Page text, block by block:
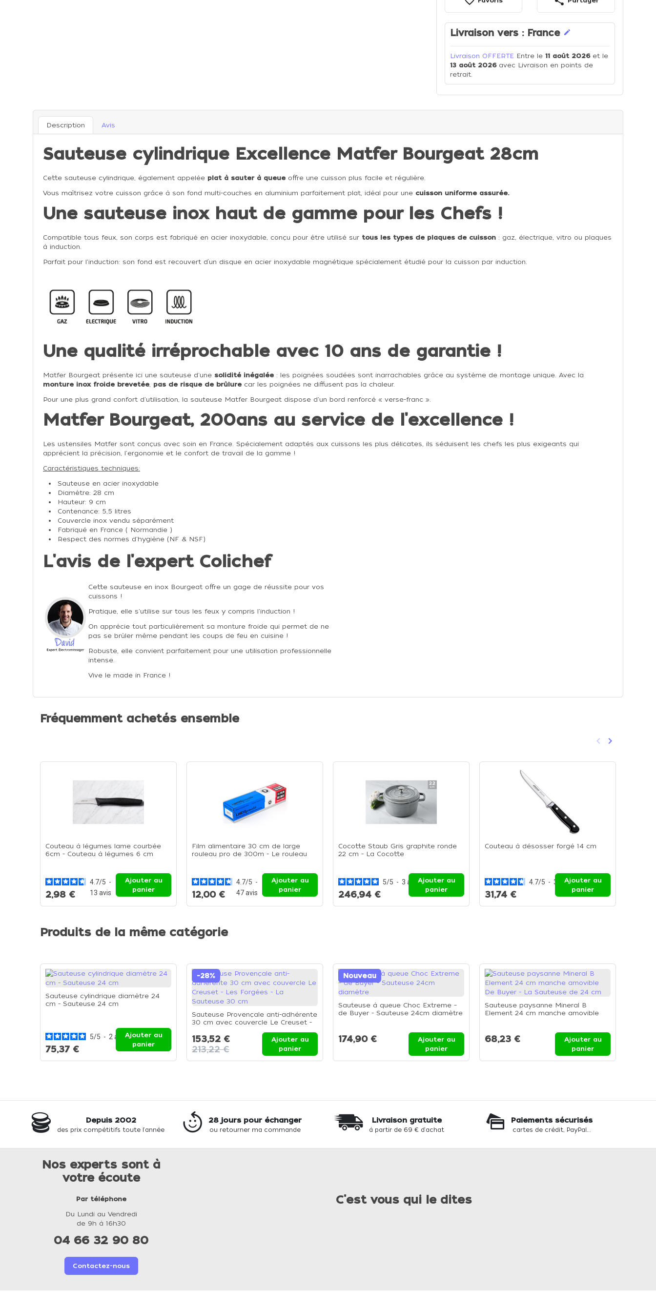
Livraison vers : France edit
Livraison OFFERTE Entre le 11 août 2026et le
13 août 2026avec Livraison en points de
retrait.
Description Avis
Sauteuse cylindrique Excellence Matfer Bourgeat 28cm
Cette sauteuse cylindrique, également appelée plat à sauter à queue offre une cuisson plus facile et régulière.
Vous maîtrisez votre cuisson grâce à son fond multi-couches en aluminium parfaitement plat, idéal pour une cuisson uniforme assurée.
Une sauteuse inox haut de gamme pour les Chefs !
Compatible tous feux, son corps est fabriqué en acier inoxydable, conçu pour être utilisé sur tous les types de plaques de cuisson : gaz, électrique, vitro ou plaques
à induction.
Parfait pour l'induction: son fond est recouvert d’un disque en acier inoxydable magnétique spécialement étudié pour la cuisson par induction.
Une qualité irréprochable avec 10 ans de garantie !
Matfer Bourgeat présente ici une sauteuse d'une solidité inégalée : les poignées soudées sont inarrachables grâce au système de montage unique. Avec la
monture inox froide brevetée pas de risque de brûlure car les poignées ne diffusent pas la chaleur.
Pour une plus grand confort d'utilisation, la sauteuse Matfer Bourgeat dispose d'un bord renforcé « verse-franc ».
Matfer Bourgeat, 200ans au service de l'excellence !
Les ustensiles Matfer sont conçus avec soin en France. Spécialement adaptés aux cuissons les plus délicates, ils séduisent les chefs les plus exigeants qui
apprécient la précision, l'ergonomie et le confort de travail de la gamme !
Caractéristiques techniques:
Sauteuse en acier inoxydable
Diamètre: 28 cm
Hauteur: 9 cm
Contenance: 5,5 litres
Couvercle inox vendu séparément
Fabriqué en France ( Normandie )
Respect des normes d'hygiène (NF & NSF)
L'avis de l'expert Colichef
Cette sauteuse en inox Bourgeat offre un gage de réussite pour vos
cuissons !
Pratique, elle s'utilise sur tous les feux y compris l'induction !
On apprécie tout particulièrement sa monture froide qui permet de ne
pas se brûler même pendant les coups de feu en cuisine !
Robuste, elle convient parfaitement pour une utilisation professionnelle
intense.
Vive le made in France !
Fréquemment achetés ensemble
Précédent
keyboard_arrow_left Suivant
keyboard_arrow_right
Couteau à légumes lame courbée
6cm - Couteau à légumes 6 cm
4.7/5 -
13 avis
2,98 €
Ajouter au
panier
Film alimentaire 30 cm de large
rouleau pro de 300m - Le rouleau
4.7/5 -
47avis
12,00 €
Ajouter au
panier
Cocotte Staub Gris graphite ronde
22 cm - La Cocotte
5/5 - 3 avis
246,94 €
Ajouter au
panier
Couteau à désosser forgé 14 cm
4.7/5 - 3 avis
31,74 €
Ajouter au
panier
Produits de la même catégorie
Sauteuse cylindrique diamètre 24
cm - Sauteuse 24 cm
5/5 - 2 avis
75,37 €
Ajouter au
panier
-28%
Sauteuse Provençale anti-adhérente
30 cm avec couvercle Le Creuset -
153,52 €
213,22 €
Ajouter au
panier
Nouveau
Sauteuse à queue Choc Extreme –
de Buyer - Sauteuse 24cm diamètre
174,90 €
Ajouter au
panier
Sauteuse paysanne Mineral B
Element 24 cm manche amovible
68,23 €
Ajouter au
panier
Depuis 2002
des prix compétitifs toute l'année
28 jours pour échanger
ou retourner ma commande
Livraison gratuite
à partir de 69 € d'achat
Paiements sécurisés
cartes de crédit, PayPal...
Nos experts sont à
votre écoute
Par téléphone
Du Lundi au Vendredi
de 9h à 16h30
04 66 32 90 80
Contactez-nous
C'est vous qui le dites